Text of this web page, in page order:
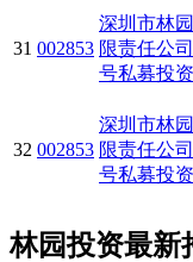
31 002853
深圳市林
限责任公
号私募投
32 002853
深圳市林
限责任公
号私募投
林园投资最新